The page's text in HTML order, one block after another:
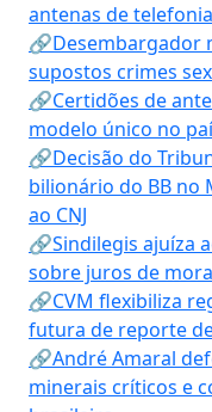
antenas de
🔗Desembargador
supostos crimes
🔗Certidões de
modelo único no
🔗Decisão do
bilionário do BB no
ao CNJ
🔗Sindilegis ajuíza
sobre juros de
🔗CVM flexibiliza
futura de reporte
🔗André Amaral
minerais críticos e